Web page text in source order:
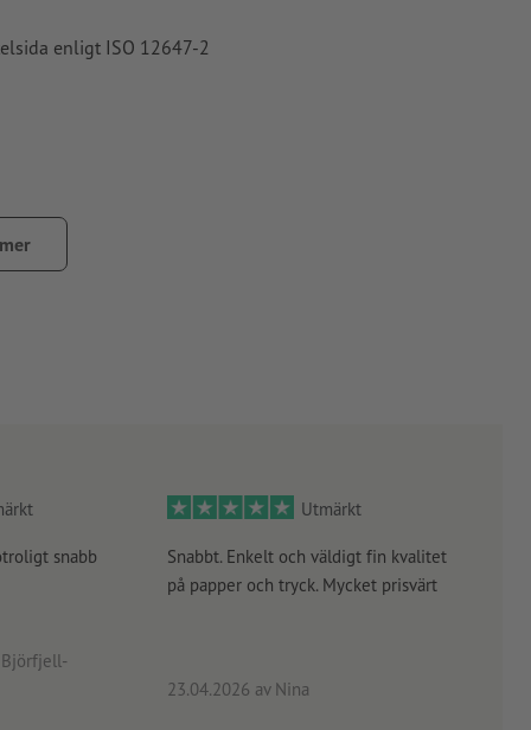
enligt ISO 12647-2
–
snabb
Björfjell-
Utmärkt
Snabbt. Enkelt och väldigt fin kvalitet
på papper och tryck. Mycket prisvärt
23.04.2026 av Nina